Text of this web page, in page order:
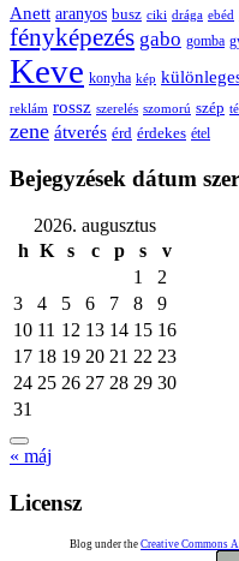
Anett aranyos busz ciki drága ebéd
fényképezés gabo gomba
Keve konyha kép
reklám rossz szerelés szomorú szép
zene átverés érd érdekes étel
Bejegyzések dátum
2026. augusztus
h K s c p s
v
1
2
3
4 5 6 7 8
9
10 11 12 13 14 15 16
17 18 19 20 21 22 23
24 25 26 27 28 29 30
31
« máj
Licensz
Blog under the Creative Commons